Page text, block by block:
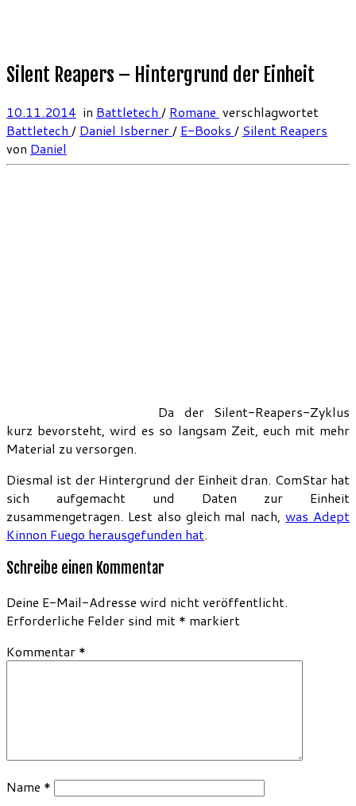
Silent Reapers – Hintergrund der Einheit
10.11.2014 in Battletech / Romane verschlagwortet
Battletech / Daniel Isberner/ E-Books / Silent Reapers
von Daniel
Da der Silent-Reapers-Zyklus
kurz bevorsteht, wird es so langsam Zeit, euch mit mehr
Material zu versorgen.
Diesmal ist der Hintergrund der Einheit dran. ComStar hat
sich aufgemacht und Daten zur Einheit
zusammengetragen. Lest also gleich mal nach,was Adept
Kinnon Fuego herausgefunden hat.
Schreibe einen Kommentar
Deine E-Mail-Adresse wird nicht veröffentlicht.
Erforderliche Felder sind mit * markiert
Kommentar *
Name *